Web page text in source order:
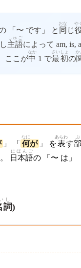
「〜 です」 と 同
おな
じ
やく
主語
しゅご
によって am, is,
ここが中
なか
1 で最初
さいしょ
の
か
」 「 何
なに
が 」 を表
あらわ
す部
ぶ
日本語
にほんご
の 「〜 は」
詞
し
)